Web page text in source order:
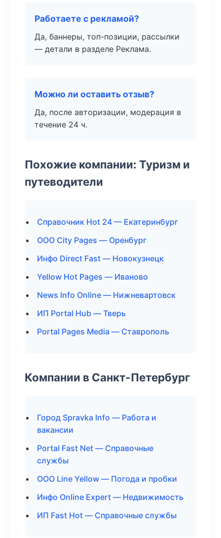
Работаете с рекламой?
Да, баннеры, топ-позиции, рассылки
— детали в разделе Реклама.
Можно ли оставить отзыв?
Да, после авторизации, модерация в
течение 24 ч.
Похожие компании: Туризм и
путеводители
Справочник Hot 24 — Екатеринбург
ООО City Pages — Оренбург
Инфо Direct Fast — Новокузнецк
Yellow Hot Pages — Иваново
News Info Online — Нижневартовск
ИП Portal Hub — Тверь
Portal Pages Media — Ставрополь
Компании в Санкт-Петербург
Город Spravka Info — Работа и
вакансии
Portal Fast Net — Справочные
службы
ООО Line Yellow — Погода и пробки
Инфо Online Expert — Недвижимость
ИП Fast Hot — Справочные службы